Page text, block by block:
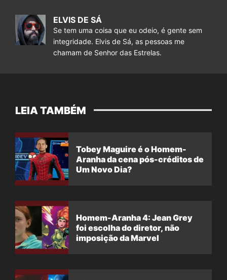
ELVIS DE SÁ
Se tem uma coisa que eu odeio, é gente sem
integridade. Elvis de Sá, as pessoas me
chamam de Senhor das Estrelas.
LEIA TAMBÉM
Tobey Maguire é o Homem-
Aranha da cena pós-créditos de
Um Novo Dia?
Homem-Aranha 4: Jean Grey
foi escolha do diretor, não
imposição da Marvel